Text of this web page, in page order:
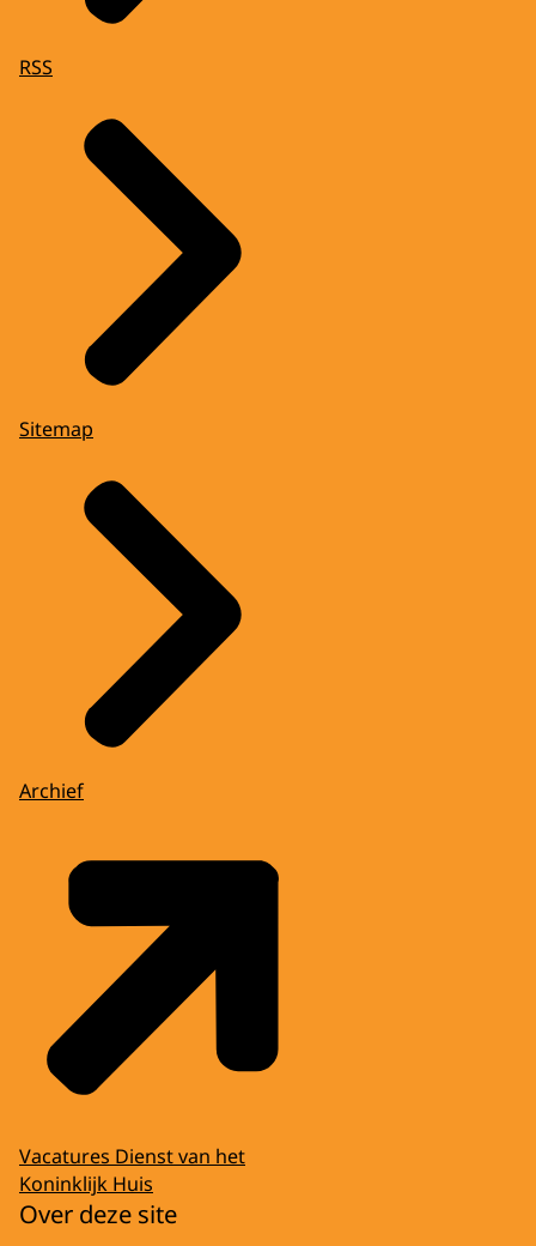
RSS
Sitemap
Archief
Vacatures Dienst van het
Koninklijk Huis
Over deze site